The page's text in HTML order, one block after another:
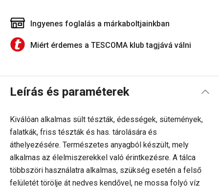
Ingyenes foglalás a márkaboltjainkban
Miért érdemes a TESCOMA klub tagjává válni
Leírás és paraméterek
Kiválóan alkalmas sült tészták, édességek, sütemények,
falatkák, friss tészták és has. tárolására és
áthelyezésére. Természetes anyagból készült, mely
alkalmas az élelmiszerekkel való érintkezésre. A tálca
többszöri használatra alkalmas, szükség esetén a felső
felületét törölje át nedves kendővel, ne mossa folyó víz